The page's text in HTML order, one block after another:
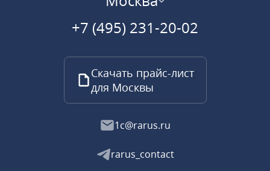
+7 (495) 231-20-02
Скачать прайс-лист
для Москвы
1c@rarus.ru
rarus_contact